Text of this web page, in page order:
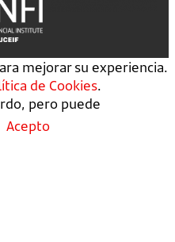
mejorar su experiencia.
de Cookies.
pero puede
Acepto